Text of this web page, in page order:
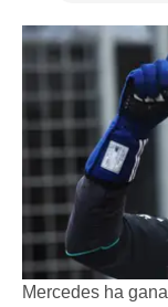
Mercedes ha